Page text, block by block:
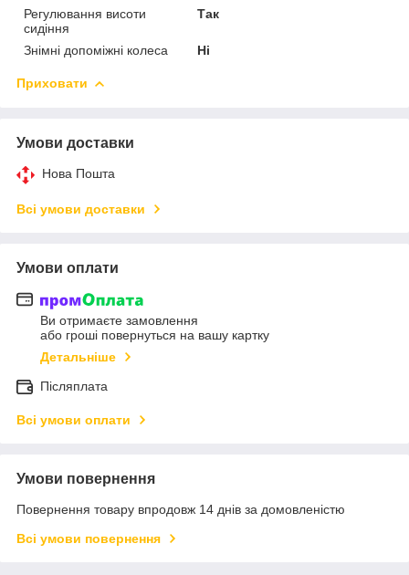
Регулювання висоти
сидіння
Так
Знімні допоміжні колеса Ні
Приховати
Умови доставки
Нова Пошта
Всі умови доставки
Умови оплати
Ви отримаєте замовлення
або гроші повернуться на вашу картку
Детальніше
Післяплата
Всі умови оплати
Умови повернення
Повернення товару впродовж 14 днів за домовленістю
Всі умови повернення